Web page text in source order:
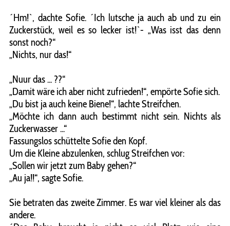
´Hm!`, dachte Sofie. ´Ich lutsche ja auch ab und zu ein
Zuckerstück, weil es so lecker ist!`- „Was isst das denn
sonst noch?“
„Nichts, nur das!“
„Nuur das ... ??“
„Damit wäre ich aber nicht zufrieden!“, empörte Sofie sich.
„Du bist ja auch keine Biene!“, lachte Streifchen.
„Möchte ich dann auch bestimmt nicht sein. Nichts als
Zuckerwasser ...“
Fassungslos schüttelte Sofie den Kopf.
Um die Kleine abzulenken, schlug Streifchen vor:
„Sollen wir jetzt zum Baby gehen?“
„Au ja!!“, sagte Sofie.
Sie betraten das zweite Zimmer. Es war viel kleiner als das
andere.